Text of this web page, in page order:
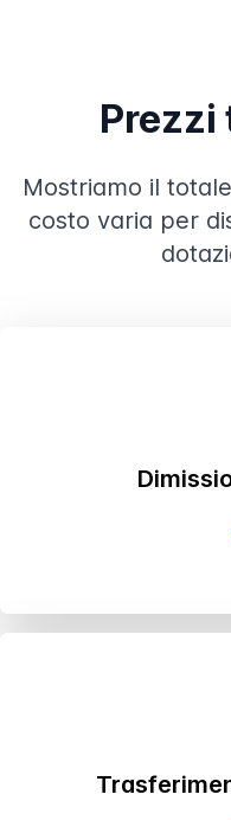
Prezzi
Mostriamo il
costo varia per